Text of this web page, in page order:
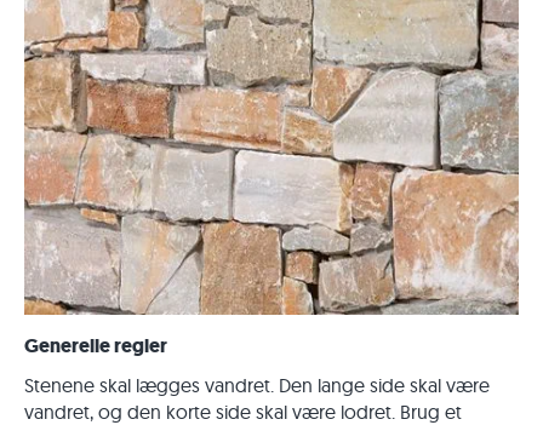
Generelle regler
Stenene skal lægges vandret. Den lange side skal være
vandret, og den korte side skal være lodret. Brug et